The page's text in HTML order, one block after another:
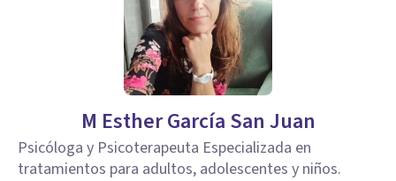
M Esther García San Juan
Psicóloga y Psicoterapeuta Especializada en
tratamientos para adultos, adolescentes y niños.